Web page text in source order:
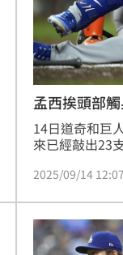
孟西挨頭部
14日道奇和巨
來已經敲出23
（Max Muncy
前把他換下場。
2025/09/14 12:07